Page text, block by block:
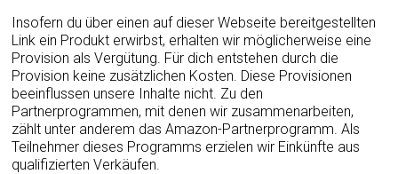
Insofern du über einen auf dieser Webseite bereitgestellten
Link ein Produkt erwirbst, erhalten wir möglicherweise eine
Provision als Vergütung. Für dich entstehen durch die
Provision keine zusätzlichen Kosten. Diese Provisionen
beeinflussen unsere Inhalte nicht. Zu den
Partnerprogrammen, mit denen wir zusammenarbeiten,
zählt unter anderem das Amazon-Partnerprogramm. Als
Teilnehmer dieses Programms erzielen wir Einkünfte aus
qualifizierten Verkäufen.